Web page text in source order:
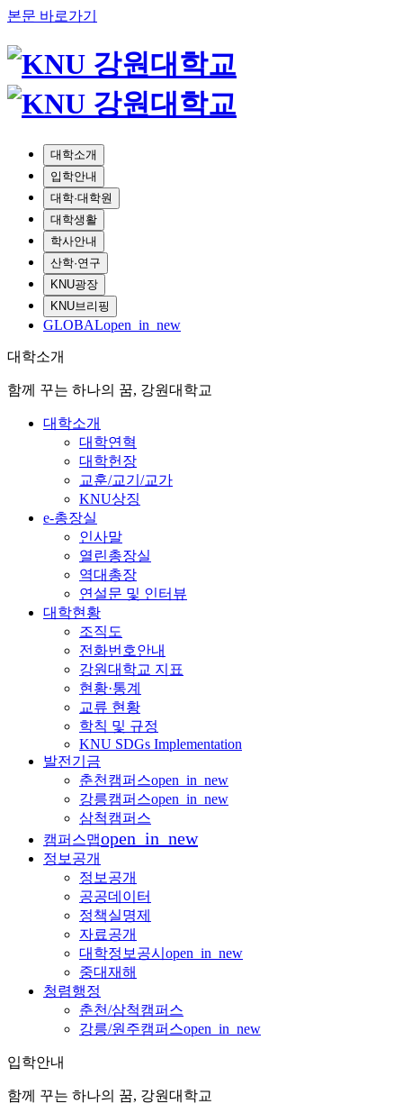
본문 바로가기
대학소개
입학안내
대학·대학원
대학생활
학사안내
산학·연구
KNU광장
KNU브리핑
GLOBALopen_in_new
대학소개
함께 꾸는 하나의 꿈, 강원대학교
대학소개
대학연혁
대학헌장
교훈/교기/교가
KNU상징
e-총장실
인사말
열린총장실
역대총장
연설문 및 인터뷰
대학현황
조직도
전화번호안내
강원대학교 지표
현황·통계
교류 현황
학칙 및 규정
KNU SDGs Implementation
발전기금
춘천캠퍼스open_in_new
강릉캠퍼스open_in_new
삼척캠퍼스
캠퍼스맵open_in_new
정보공개
정보공개
공공데이터
정책실명제
자료공개
대학정보공시 open_in_new
중대재해
청렴행정
춘천/삼척캠퍼스
강릉/원주캠퍼스open_in_new
입학안내
함께 꾸는 하나의 꿈, 강원대학교